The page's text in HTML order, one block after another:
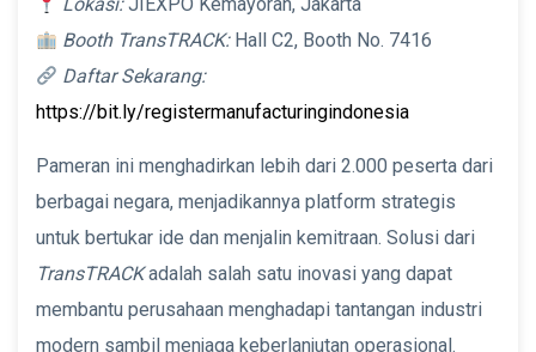
Booth TransTRACK:Hall C2, Booth No. 7416
Daftar Sekarang:
https://bit.ly/registermanufacturingindonesia
Pameran ini menghadirkan lebih dari 2.000 peserta dari
berbagai negara, menjadikannya platform strategis
untuk bertukar ide dan menjalin kemitraan. Solusi dari
TransTRACKadalah salah satu inovasi yang dapat
membantu perusahaan menghadapi tantangan industri
modern sambil menjaga keberlanjutan operasional.